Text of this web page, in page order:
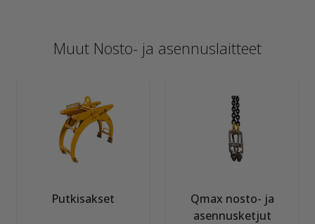
Muut Nosto- ja asennuslaitteet
Putkisakset
Qmax nosto- ja
asennusketjut